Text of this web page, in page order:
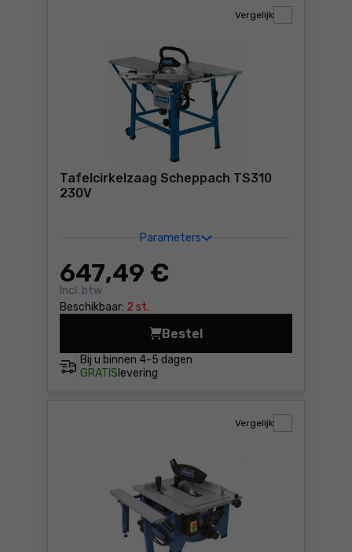
Tafelcirkelzaag Scheppach TS310
230V
Parameters
647,49 €
Incl. btw
Beschikbaar: 2 st.
Vergelijk
Bij u binnen 4-5 dagen
GRATIS levering
Bestel
Tafelcirkelzaag
Vergelijk